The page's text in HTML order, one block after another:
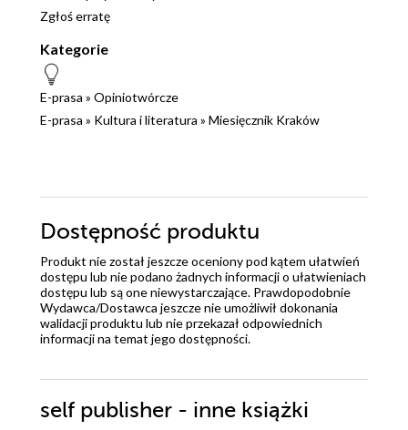
Zgłoś erratę
Kategorie
E-prasa » Opiniotwórcze
E-prasa » Kultura i literatura » Miesięcznik Kraków
Dostępność produktu
Produkt nie został jeszcze oceniony pod kątem ułatwień
dostępu lub nie podano żadnych informacji o ułatwieniach
dostępu lub są one niewystarczające. Prawdopodobnie
Wydawca/Dostawca jeszcze nie umożliwił dokonania
walidacji produktu lub nie przekazał odpowiednich
informacji na temat jego dostępności.
self publisher - inne książki